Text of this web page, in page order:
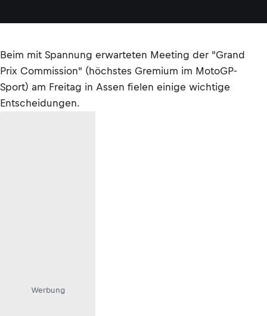
Beim mit Spannung erwarteten Meeting der "Grand
Prix Commission" (höchstes Gremium im MotoGP-
Sport) am Freitag in Assen fielen einige wichtige
Entscheidungen.
Werbung